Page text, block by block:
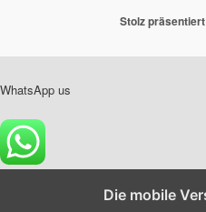
Stolz
WhatsApp us
Die mobile